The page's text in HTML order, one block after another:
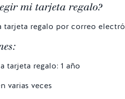
mi tarjeta regalo?
tarjeta regalo por correo
tarjeta regalo: 1 año
varias veces